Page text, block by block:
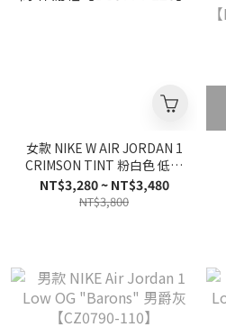
女款 NIKE W AIR JORDAN 1
CRIMSON TINT 粉白色 低筒
休閒鞋【DC0774-120】
NT$3,280 ~ NT$3,480
NT$3,800